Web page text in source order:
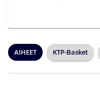
AIHEET KTP-Basket